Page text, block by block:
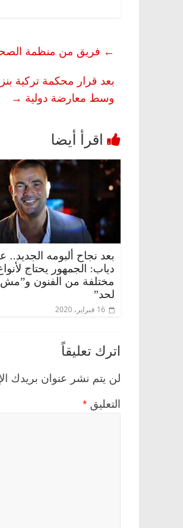
← فريق من منظمة
بعد قرار محكمة تركية
وسط معارضة دولية →
بعد نجاح ألبومه الجديد..
دياب: الجمهور يحتاج
مختلفة من الفنون
لحد”
16 فبراير، 2020
اترك تعليقاً
لن يتم نشر عنوان بريدك
التعليق *